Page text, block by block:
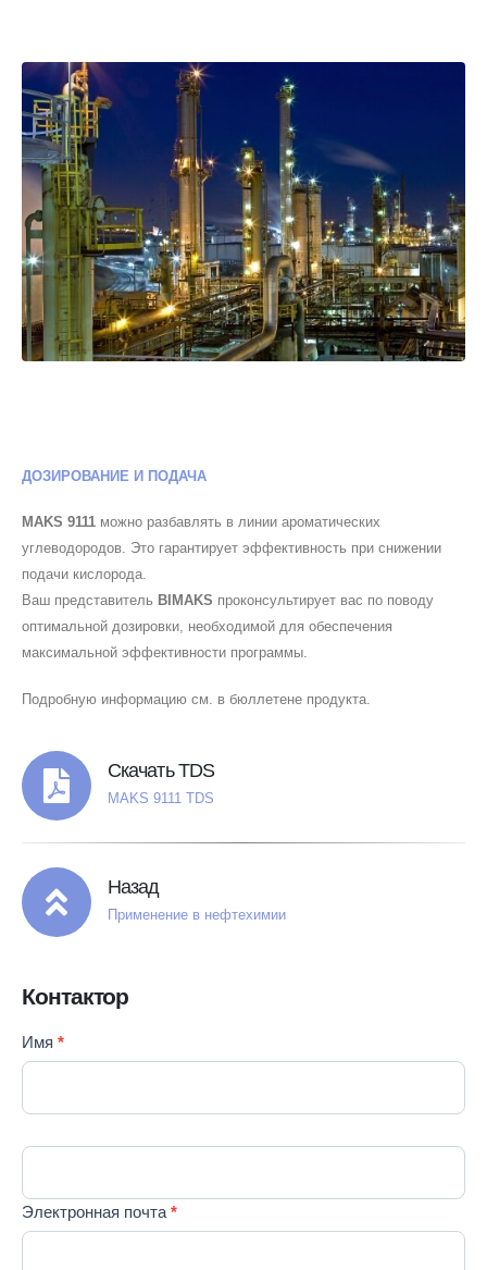
ДОЗИРОВАНИЕ И ПОДАЧА
MAKS 9111 можно разбавлять в линии ароматических
углеводородов. Это гарантирует эффективность при снижении
подачи кислорода.
Ваш представитель BIMAKS проконсультирует вас по поводу
оптимальной дозировки, необходимой для обеспечения
максимальной эффективности программы.
Подробную информацию см. в бюллетене продукта.
Скачать TDS
MAKS 9111 TDS
Назад
Применение в нефтехимии
Контактор
Contact
Us
Имя *
Электронная почта *
Если вы
человек,
пустым.